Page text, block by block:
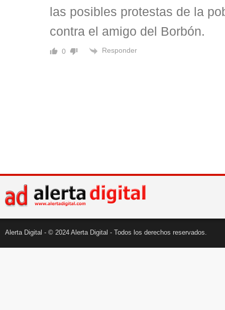
las posibles protestas de la
contra el amigo del Borbón.
0 Responder
Alerta Digital - © 2024 Alerta Digital - Todos los derechos reservados.